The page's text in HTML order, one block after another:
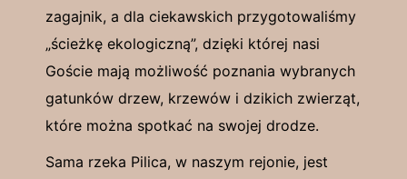
zagajnik, a dla ciekawskich przygotowaliśmy
„ścieżkę ekologiczną”, dzięki której nasi
Goście mają możliwość poznania wybranych
gatunków drzew, krzewów i dzikich zwierząt,
które można spotkać na swojej drodze.
Sama rzeka Pilica, w naszym rejonie, jest